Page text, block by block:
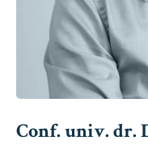
Conf. univ. dr.